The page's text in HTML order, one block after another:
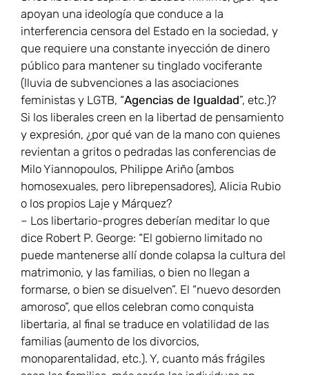
apoyan una ideología que conduce a la
interferencia censora del Estado en la sociedad, y
que requiere una constante inyección de dinero
público para mantener su tinglado vociferante
(lluvia de subvenciones a las asociaciones
feministas y LGTB, “Agencias de Igualdad”, etc.)?
Si los liberales creen en la libertad de pensamiento
y expresión, ¿por qué van de la mano con quienes
revientan a gritos o pedradas las conferencias de
Milo Yiannopoulos, Philippe Ariño (ambos
homosexuales, pero librepensadores), Alicia Rubio
o los propios Laje y Márquez?
– Los libertario-progres deberían meditar lo que
dice Robert P. George: “El gobierno limitado no
puede mantenerse allí donde colapsa la cultura del
matrimonio, y las familias, o bien no llegan a
formarse, o bien se disuelven”. El “nuevo desorden
amoroso”, que ellos celebran como conquista
libertaria, al final se traduce en volatilidad de las
familias (aumento de los divorcios,
monoparentalidad, etc.). Y, cuanto más frágiles